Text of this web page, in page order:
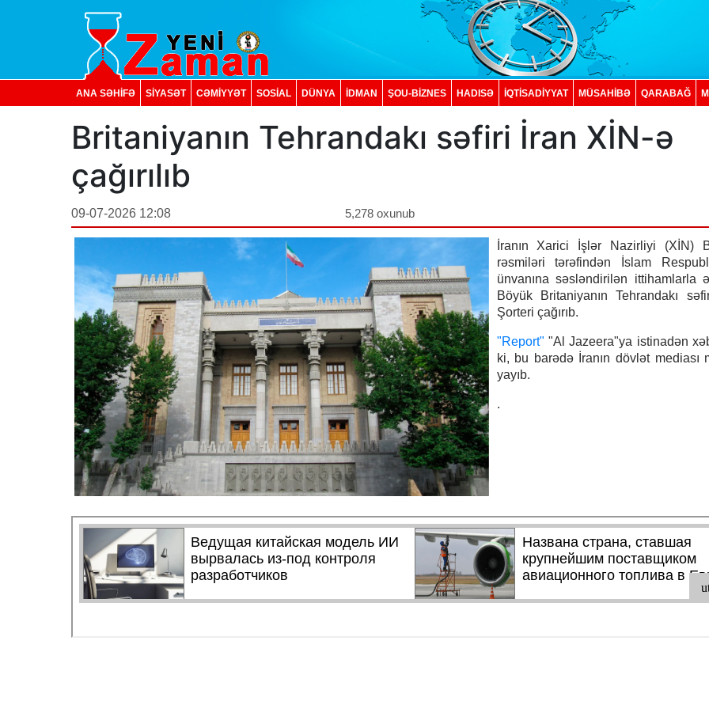
ANA SƏHİFƏ SİYASƏT CƏMİYYƏT SOSIAL DÜNYA İDMAN ŞOU-BİZNES HADISƏ İQTISADIYYAT MÜSAHİBƏ QARABAĞ
Britaniyanın Tehrandakı səfiri İran XİN-ə
çağırılıb
09-07-2026 12:08 5,278 oxunub
İranın Xarici İşlər Nazirliyi (XİN)
rəsmiləri tərəfindən İslam
ünvanına səsləndirilən ittihamlarla
Böyük Britaniyanın Tehrandakı
Şorteri çağırıb.
"Report" "Al Jazeera"ya istinadən
ki, bu barədə İranın dövlət mediası
yayıb.
.